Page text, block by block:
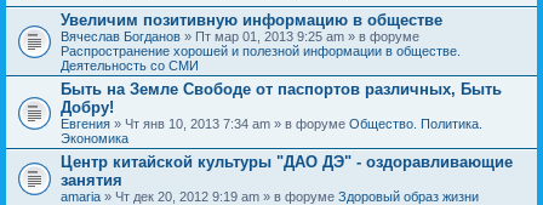
о
д
е
р
ж
и
т
о
п
р
о
с
.
Увеличим позитивную информацию в обществе
Вячеслав Богданов » Пт мар 01, 2013 9:25 am » в форуме
Распространение хорошей и полезной информации в обществе.
Деятельность со СМИ
Быть на Земле Свободе от паспортов различных, Быть
Добру!
Евгения » Чт янв 10, 2013 7:34 am » в форуме Общество. Политика.
Экономика
Центр китайской культуры "ДАО ДЭ" - оздоравливающие
занятия
amaria » Чт дек 20, 2012 9:19 am » в форуме Здоровый образ жизни